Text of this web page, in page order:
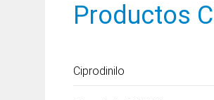
Productos
Ciprodinilo